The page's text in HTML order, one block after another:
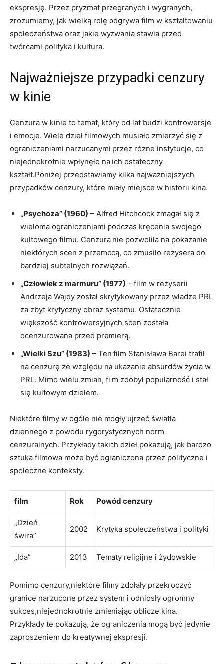
ekspresję. Przez pryzmat ‍przegranych⁢ i wygranych,
zrozumiemy, jak wielką​ rolę ‍odgrywa film w kształtowaniu⁣
społeczeństwa oraz jakie wyzwania stawia przed
twórcami polityka i kultura.
Najważniejsze przypadki ⁢cenzury
w kinie
Cenzura w kinie⁤ to temat, który od lat budzi kontrowersje
i emocje. Wiele dzieł filmowych musiało zmierzyć się z
ograniczeniami ‌narzucanymi przez różne instytucje, co
niejednokrotnie wpłynęło na ich ostateczny
kształt.Poniżej​ przedstawiamy kilka najważniejszych
przypadków cenzury, które miały miejsce w historii⁢ kina.
„Psychoza” (1960) – Alfred Hitchcock zmagał ‍się z
wieloma ograniczeniami podczas kręcenia swojego
kultowego filmu. Cenzura nie pozwoliła na ⁢pokazanie
niektórych ‌scen ⁤z przemocą, co zmusiło reżysera do
bardziej subtelnych rozwiązań.
„Człowiek z marmuru” (1977) – film w reżyserii
Andrzeja Wajdy został skrytykowany przez władze PRL
za zbyt krytyczny obraz systemu. Ostatecznie
⁣większość kontrowersyjnych scen została
ocenzurowana przed premierą.
„Wielki Szu” (1983) – Ten film Stanisława ‍Barei trafił
na cenzurę ze‍ względu na ukazanie absurdów życia w
PRL. Mimo ‌wielu ⁤zmian,⁢ film zdobył popularność i stał
się kultowym dziełem.
Niektóre filmy w‍ ogóle nie mogły ujrzeć światła
dziennego z‍ powodu rygorystycznych norm
cenzuralnych. Przykłady takich​ dzieł pokazują, jak bardzo
sztuka filmowa ⁢może być ograniczona przez polityczne i
społeczne konteksty.
film Rok Powód cenzury
„Dzień
świra”
2002 Krytyka społeczeństwa i polityki
„Ida” 2013 Tematy religijne i żydowskie
Pomimo cenzury,niektóre filmy zdołały‌ przekroczyć‌
granice narzucone przez system i odniosły ogromny
sukces,niejednokrotnie zmieniając oblicze kina.
Przykłady te pokazują, że ograniczenia mogą być jedynie
zaproszeniem do kreatywnej ekspresji.